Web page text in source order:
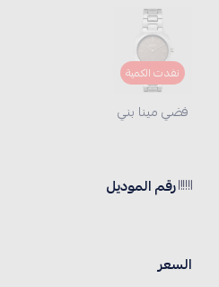
نفدت الكمية
فضي مينا بني
رقم الموديل
السعر